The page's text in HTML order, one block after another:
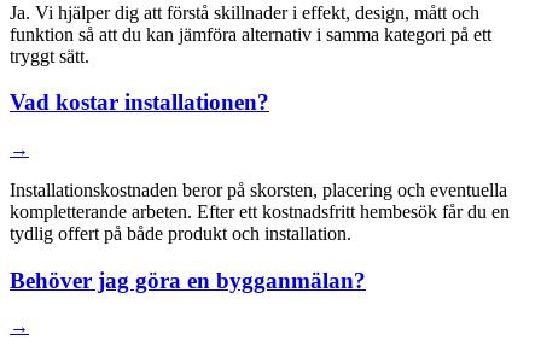
Ja. Vi hjälper dig att förstå skillnader i effekt, design, mått och
funktion så att du kan jämföra alternativ i samma kategori på ett
tryggt sätt.
Vad kostar installationen?
→
Installationskostnaden beror på skorsten, placering och eventuella
kompletterande arbeten. Efter ett kostnadsfritt hembesök får du en
tydlig offert på både produkt och installation.
Behöver jag göra en bygganmälan?
→